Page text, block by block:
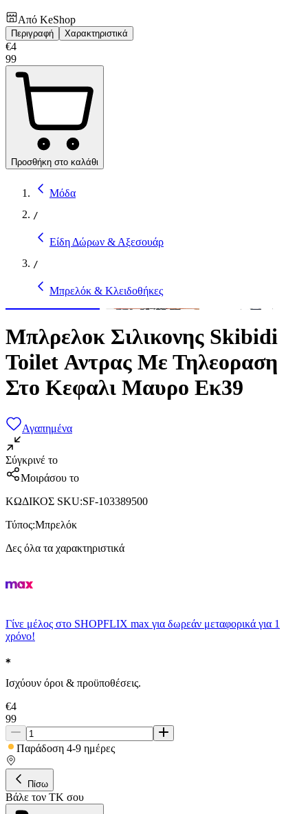
Από KeShop
Περιγραφή Χαρακτηριστικά
€4
99
Προσθήκη στο καλάθι
Μόδα
/
Είδη Δώρων & Αξεσουάρ
/
Μπρελόκ & Κλειδοθήκες
Μπλρελοκ Σιλικονης Skibidi
Toilet Αντρας Με Τηλεοραση
Στο Κεφαλι Μαυρο Εκ39
Αγαπημένα
Σύγκρινέ το
Μοιράσου το
ΚΩΔΙΚΟΣ SKU:SF-103389500
Τύπος:Μπρελόκ
Δες όλα τα χαρακτηριστικά
Γίνε μέλος στο SHOPFLIX max για δωρεάν μεταφορικά για 1
χρόνο!
Ισχύουν όροι & προϋποθέσεις.
€4
99
Παράδοση 4-9 ημέρες
Πίσω
Βάλε τον ΤΚ σου